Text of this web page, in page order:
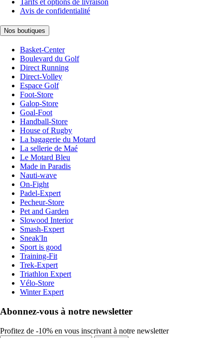
Avis de confidentialité
Nos boutiques
Basket-Center
Boulevard du Golf
Direct Running
Direct-Volley
Espace Golf
Foot-Store
Galop-Store
Goal-Foot
Handball-Store
House of Rugby
La bagagerie du Motard
La sellerie de Maé
Le Motard Bleu
Made in Paradis
Nauti-wave
On-Fight
Padel-Expert
Pecheur-Store
Pet and Garden
Slowood Interior
Smash-Expert
Sneak'In
Sport is good
Training-Fit
Trek-Expert
Triathlon Expert
Vélo-Store
Winter Expert
Abonnez-vous à notre newsletter
Profitez de -10% en vous inscrivant à notre newsletter